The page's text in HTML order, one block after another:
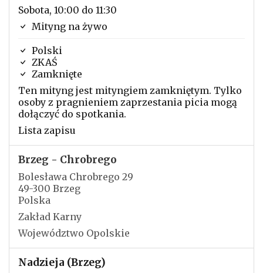
Sobota, 10:00 do 11:30
Mityng na żywo
Polski
ZKAŚ
Zamknięte
Ten mityng jest mityngiem zamkniętym. Tylko
osoby z pragnieniem zaprzestania picia mogą
dołączyć do spotkania.
Lista zapisu
Brzeg - Chrobrego
Bolesława Chrobrego 29
49-300 Brzeg
Polska
Zakład Karny
Województwo Opolskie
Nadzieja (Brzeg)